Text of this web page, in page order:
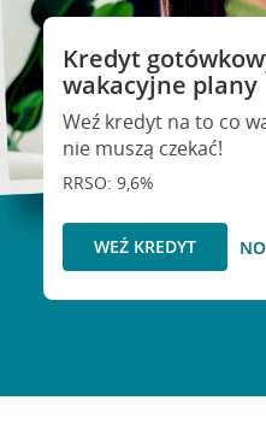
Kredyt
wakacyjne plany
Weź kredyt na to co
nie muszą czekać!
RRSO: 9,6%
WEŹ KREDYT